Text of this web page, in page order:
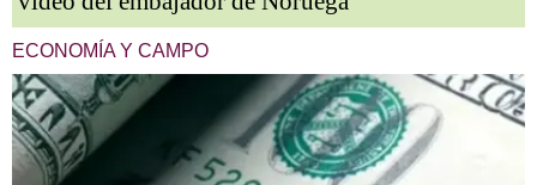
ECONOMÍA Y CAMPO